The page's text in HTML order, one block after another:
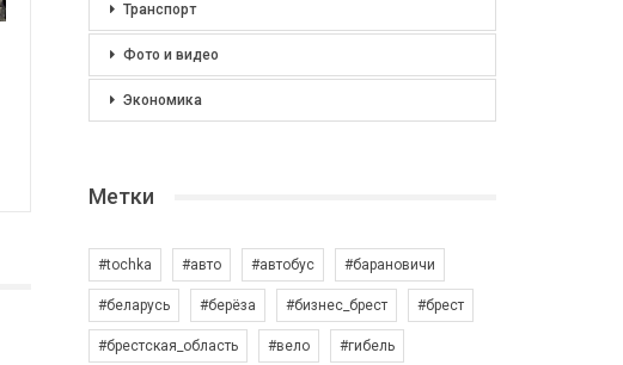
Транспорт
Фото и видео
Экономика
Метки
#tochka #авто #автобус #барановичи
#беларусь #берёза #бизнес_брест #брест
#брестская_область #вело #гибель